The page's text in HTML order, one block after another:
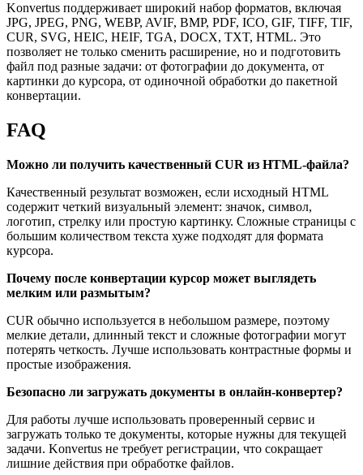
Konvertus поддерживает широкий набор форматов, включая
JPG, JPEG, PNG, WEBP, AVIF, BMP, PDF, ICO, GIF, TIFF, TIF,
CUR, SVG, HEIC, HEIF, TGA, DOCX, TXT, HTML. Это
позволяет не только сменить расширение, но и подготовить
файл под разные задачи: от фотографии до документа, от
картинки до курсора, от одиночной обработки до пакетной
конвертации.
FAQ
Можно ли получить качественный CUR из HTML-файла?
Качественный результат возможен, если исходный HTML
содержит четкий визуальный элемент: значок, символ,
логотип, стрелку или простую картинку. Сложные страницы с
большим количеством текста хуже подходят для формата
курсора.
Почему после конвертации курсор может выглядеть
мелким или размытым?
CUR обычно используется в небольшом размере, поэтому
мелкие детали, длинный текст и сложные фотографии могут
потерять четкость. Лучше использовать контрастные формы и
простые изображения.
Безопасно ли загружать документы в онлайн-конвертер?
Для работы лучше использовать проверенный сервис и
загружать только те документы, которые нужны для текущей
задачи. Konvertus не требует регистрации, что сокращает
лишние действия при обработке файлов.